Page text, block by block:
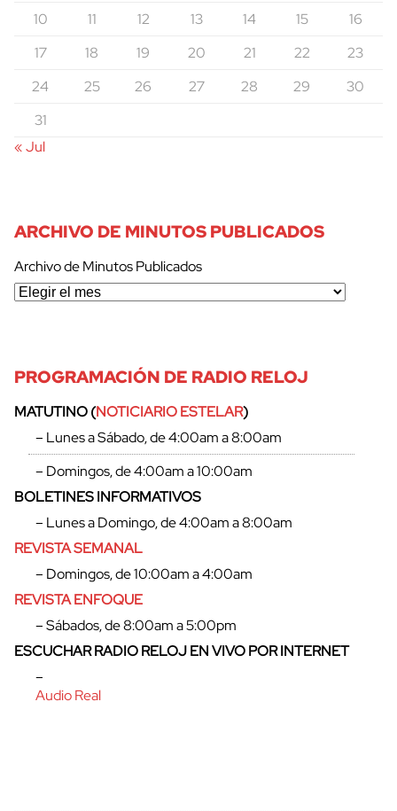
10
11 12 13 14 15
16
17
18 19 20 21 22
23
24
25 26 27 28 29
30
31
« Jul
ARCHIVO DE MINUTOS PUBLICADOS
Archivo de Minutos Publicados
PROGRAMACIÓN DE RADIO RELOJ
MATUTINO (NOTICIARIO ESTELAR)
– Lunes a Sábado, de 4:00am a 8:00am
– Domingos, de 4:00am a 10:00am
BOLETINES INFORMATIVOS
– Lunes a Domingo, de 4:00am a 8:00am
REVISTA SEMANAL
– Domingos, de 10:00am a 4:00am
REVISTA ENFOQUE
– Sábados, de 8:00am a 5:00pm
ESCUCHAR RADIO RELOJ EN VIVO POR INTERNET
–
Audio Real